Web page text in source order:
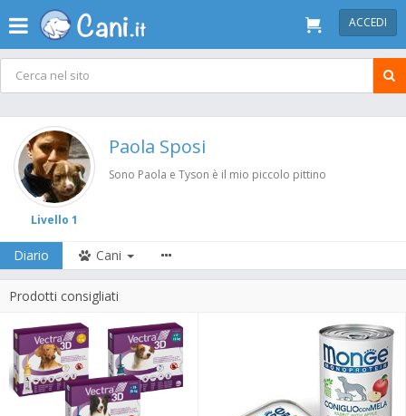
ACCEDI
Livello 1
Paola Sposi
Sono Paola e Tyson è il mio piccolo pittino
Diario Cani
Prodotti consigliati